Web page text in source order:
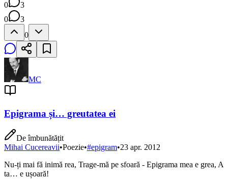
0
3
0
3
0
MC
Epigrama și… greutatea ei
De îmbunătățit
Mihai Cucereavii•Poezie•#epigram•23 apr. 2012
Nu-ți mai fă inimă rea, Trage-mă pe sfoară - Epigrama mea e grea, A
ta… e ușoară!